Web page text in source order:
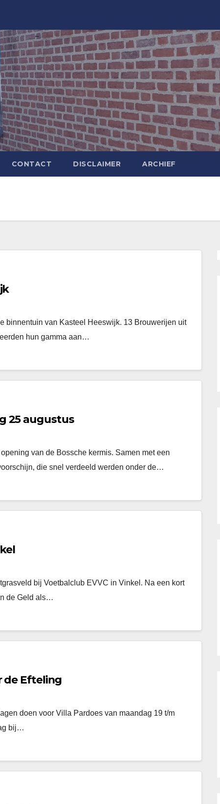
CONTACT DISCLAIMER ARCHIEF
binnentuin van Kasteel Heeswijk. 13 Brouwerijen uit
hun gamma aan…
25 augustus
van de Bossche kermis. Samen met een
die snel verdeeld werden onder de…
bij Voetbalclub EVVC in Vinkel. Na een kort
de Geld als…
de Efteling
doen voor Villa Pardoes van maandag 19 t/m
bij…